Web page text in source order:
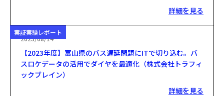
詳細を見る
実証実験レポート
2023/08/14
【2023年度】富山県のバス遅延問題にITで切り込む。バ
スロケデータの活用でダイヤを最適化（株式会社トラフィ
ックブレイン）
詳細を見る